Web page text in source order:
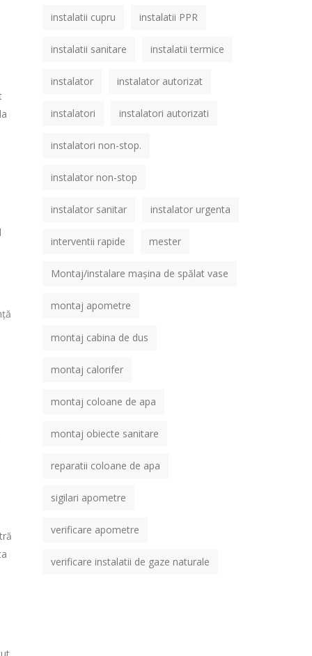
instalatii cupru instalatii PPR
instalatii sanitare instalatii termice
instalator instalator autorizat
instalatori instalatori autorizati
instalatori non-stop.
instalator non-stop
instalator sanitar instalator urgenta
interventii rapide mester
Montaj/instalare mașina de spălat vase
montaj apometre
montaj cabina de dus
montaj calorifer
montaj coloane de apa
montaj obiecte sanitare
reparatii coloane de apa
sigilari apometre
verificare apometre
verificare instalatii de gaze naturale